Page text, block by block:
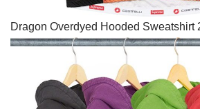
Dragon Overdyed Hooded Sweatshirt